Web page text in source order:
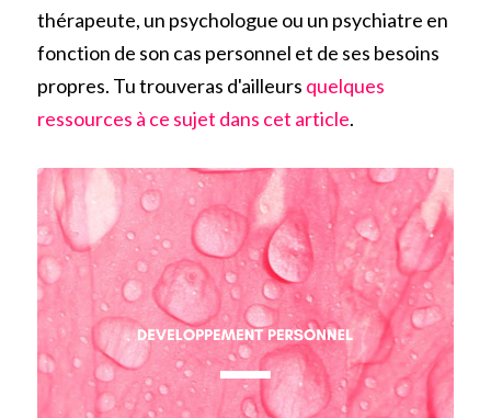
thérapeute, un psychologue ou un psychiatre en
fonction de son cas personnel et de ses besoins
propres. Tu trouveras d'ailleurs quelques
ressources à ce sujet dans cet article.